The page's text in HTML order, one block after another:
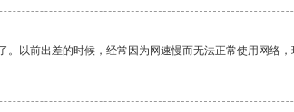
以前出差的时候，经常因为网速慢而无法正常使用网络，